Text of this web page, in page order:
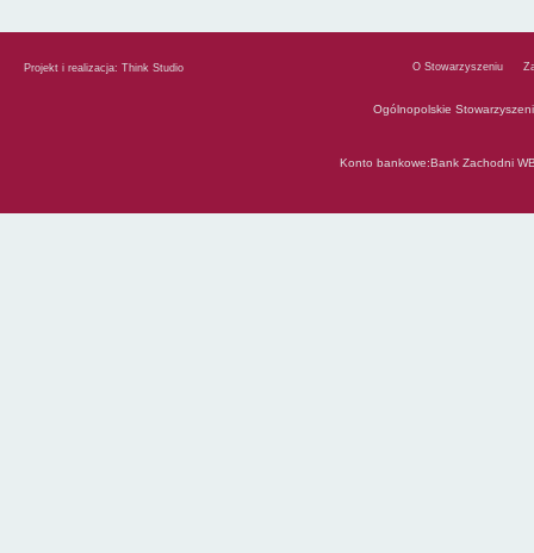
Projekt i realizacja: Think Studio O Stowarzyszeniu
Ogólnopolskie
Konto bankowe:Bank Zachodni